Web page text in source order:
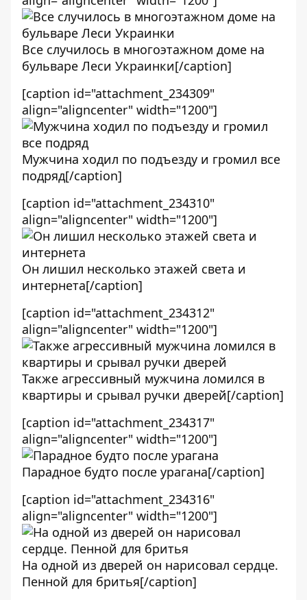
Все случилось в многоэтажном доме на
бульваре Леси Украинки[/caption]
[caption id="attachment_234309"
align="aligncenter" width="1200"]
Мужчина ходил по подъезду и громил все
подряд[/caption]
[caption id="attachment_234310"
align="aligncenter" width="1200"]
Он лишил несколько этажей света и
интернета[/caption]
[caption id="attachment_234312"
align="aligncenter" width="1200"]
Также агрессивный мужчина ломился в
квартиры и срывал ручки дверей[/caption]
[caption id="attachment_234317"
align="aligncenter" width="1200"]
Парадное будто после урагана[/caption]
[caption id="attachment_234316"
align="aligncenter" width="1200"]
На одной из дверей он нарисовал сердце.
Пенной для бритья[/caption]